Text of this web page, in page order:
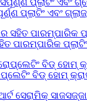
ପ୍ଲାଟିଂ ଏବଂ ଗ୍ଲାଜ୍
ପାରମ୍ପାରିକ ପ୍ଲାଟିଂ
ବିଡ୍ ହୋମ୍